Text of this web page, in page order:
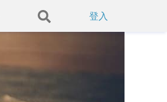
登入